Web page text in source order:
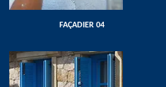
FAÇADIER 04